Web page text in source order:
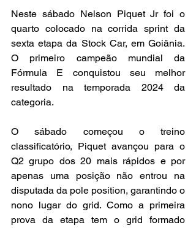
Neste sábado Nelson Piquet Jr foi o
quarto colocado na corrida sprint da
sexta etapa da Stock Car, em Goiânia.
O primeiro campeão mundial da
Fórmula E conquistou seu melhor
resultado na temporada 2024 da
categoria.
O sábado começou o treino
classificatório, Piquet avançou para o
Q2 grupo dos 20 mais rápidos e por
apenas uma posição não entrou na
disputada da pole position, garantindo o
nono lugar do grid. Como a primeira
prova da etapa tem o grid formado